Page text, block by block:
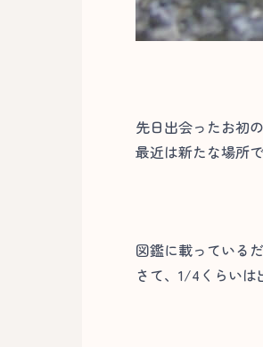
先日出会ったお初
最近は新たな場所
図鑑に載っている
さて、1/4くらい